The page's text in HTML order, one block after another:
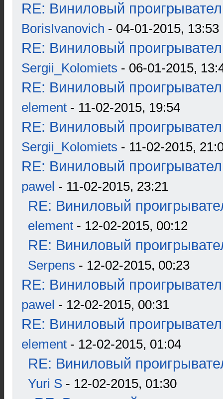
RE: Виниловый
BorisIvanovich - 04-01-2015, 13:53
RE: Виниловый
Sergii_Kolomiets - 06-01-2015,
RE: Виниловый
element - 11-02-2015, 19:54
RE: Виниловый
Sergii_Kolomiets - 11-02-2015,
RE: Виниловый
pawel - 11-02-2015, 23:21
RE: Виниловый
element - 12-02-2015, 00:12
RE: Виниловый
Serpens - 12-02-2015, 00:23
RE: Виниловый
pawel - 12-02-2015, 00:31
RE: Виниловый
element - 12-02-2015, 01:04
RE: Виниловый
Yuri S - 12-02-2015, 01:30